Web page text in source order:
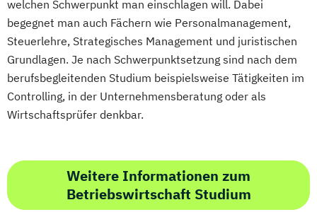
Stress- und Burnout-Coach
Studioleitung Fitness & Sport
Triathlon Trainer/in
Vertriebs- und Servicemanagement für
Fitnessstudios
Wellness und Spa Management
welchen Schwerpunkt man einschlagen will. Dabei
begegnet man auch Fächern wie Personalmanagement,
Steuerlehre, Strategisches Management und juristischen
Grundlagen. Je nach Schwerpunktsetzung sind nach dem
berufsbegleitenden Studium beispielsweise Tätigkeiten im
Controlling, in der Unternehmensberatung oder als
Wirtschaftsprüfer denkbar.
Weitere Informationen zum
Betriebswirtschaft Studium